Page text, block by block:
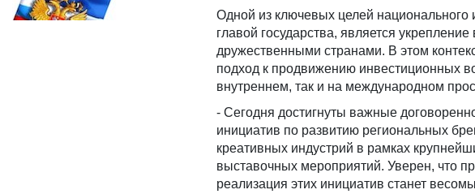
Одной из ключевых целей национального
главой государства, является
дружественными странами. В этом
подход к продвижению инвестиционных
внутреннем, так и на международном
- Сегодня достигнуты важные
инициатив по развитию региональных
креативных индустрий в рамках
выставочных мероприятий. Уверен, что
реализация этих инициатив станет